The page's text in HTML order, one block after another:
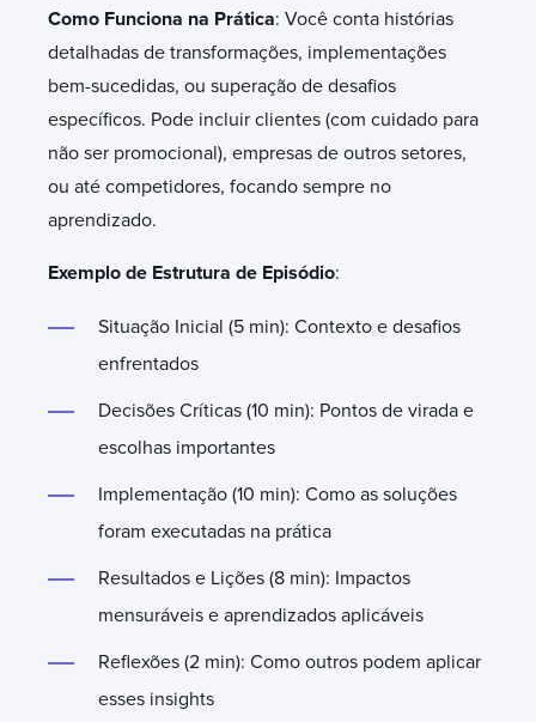
Como Funciona na Prática: Você conta histórias
detalhadas de transformações, implementações
bem-sucedidas, ou superação de desafios
específicos. Pode incluir clientes (com cuidado para
não ser promocional), empresas de outros setores,
ou até competidores, focando sempre no
aprendizado.
Exemplo de Estrutura de Episódio:
Situação Inicial (5 min): Contexto e desafios
enfrentados
Decisões Críticas (10 min): Pontos de virada e
escolhas importantes
Implementação (10 min): Como as soluções
foram executadas na prática
Resultados e Lições (8 min): Impactos
mensuráveis e aprendizados aplicáveis
Reflexões (2 min): Como outros podem aplicar
esses insights